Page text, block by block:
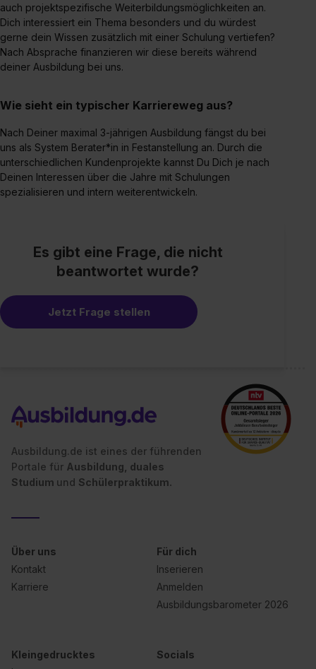
auch projektspezifische Weiterbildungsmöglichkeiten an.
Dich interessiert ein Thema besonders und du würdest
gerne dein Wissen zusätzlich mit einer Schulung vertiefen?
Nach Absprache finanzieren wir diese bereits während
deiner Ausbildung bei uns.
Wie sieht ein typischer Karriereweg aus?
Nach Deiner maximal 3-jährigen Ausbildung fängst du bei
uns als System Berater*in in Festanstellung an. Durch die
unterschiedlichen Kundenprojekte kannst Du Dich je nach
Deinen Interessen über die Jahre mit Schulungen
spezialisieren und intern weiterentwickeln.
Es gibt eine Frage, die nicht
beantwortet wurde?
Jetzt Frage stellen
Ausbildung.de ist eines der führenden
Portale für Ausbildung, duales
Studium und Schülerpraktikum.
Über uns
Kontakt
Karriere
Für dich
Inserieren
Anmelden
Ausbildungsbarometer 2026
Kleingedrucktes
Socials